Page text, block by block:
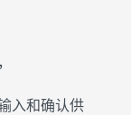
入和确认供